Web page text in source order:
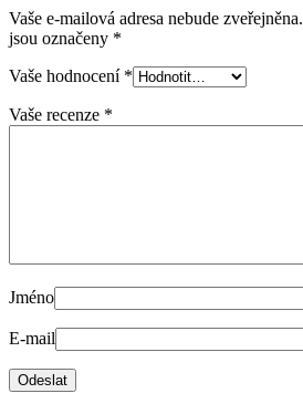
Vaše e-mailová adresa nebude zveřejněna.
jsou označeny *
Vaše hodnocení *
Vaše recenze *
Jméno
E-mail